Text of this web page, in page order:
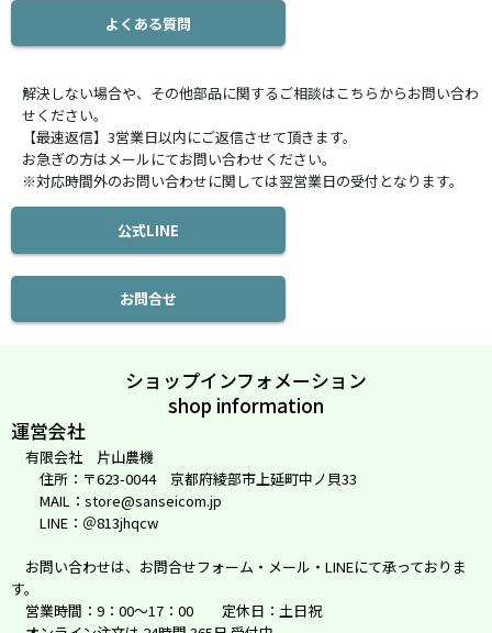
よくある質問
解決しない場合や、その他部品に関するご相談はこちらからお問い合わ
せください。
【最速返信】3営業日以内にご返信させて頂きます。
お急ぎの方はメールにてお問い合わせください。
※対応時間外のお問い合わせに関しては翌営業日の受付となります。
公式LINE
お問合せ
ショップインフォメーション
shop information
運営会社
有限会社 片山農機
住所：〒623-0044 京都府綾部市上延町中ノ貝33
MAIL：store@sanseicom.jp
LINE：＠813jhqcw
お問い合わせは、お問合せフォーム・メール・LINEにて承っておりま
す。
営業時間：9：00～17：00 定休日：土日祝